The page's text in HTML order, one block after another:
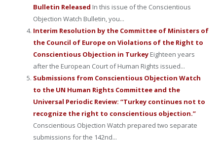
Bulletin Released In this issue of the Conscientious
Objection Watch Bulletin, you...
Interim Resolution by the Committee of Ministers of
the Council of Europe on Violations of the Right to
Conscientious Objection in Turkey Eighteen years
after the European Court of Human Rights issued...
Submissions from Conscientious Objection Watch
to the UN Human Rights Committee and the
Universal Periodic Review: “Turkey continues not to
recognize the right to conscientious objection.”
Conscientious Objection Watch prepared two separate
submissions for the 142nd...